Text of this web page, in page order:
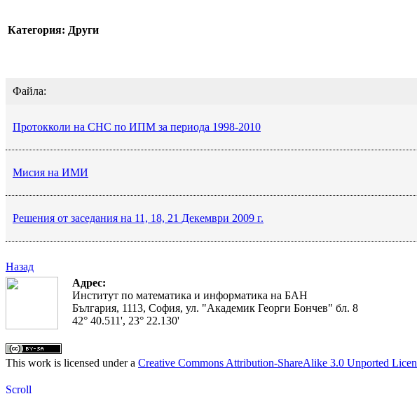
Категория: Други
Файла:
Протокколи на СНС по ИПМ за периода 1998-2010
Мисия на ИМИ
Решения от заседания на 11, 18, 21 Декември 2009 г.
Назад
Адрес:
Институт по математика и информатика на БАН
България, 1113, София, ул. "Академик Георги Бончев" бл. 8
42° 40.511', 23° 22.130'
This work is licensed under a Creative Commons Attribution-ShareAlike 3.0 Unported
Scroll